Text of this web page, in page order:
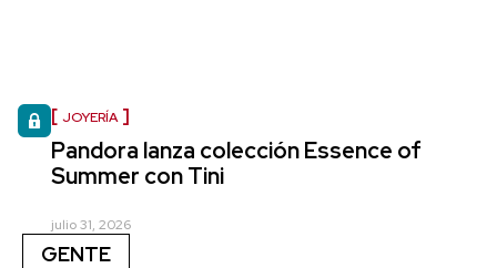
JOYERÍA
Pandora lanza colección Essence of
Summer con Tini
julio 31, 2026
GENTE